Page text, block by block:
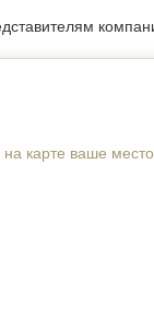
карте ваше